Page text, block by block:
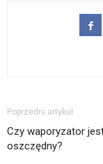
Poprzedni artykuł
Czy waporyzator
oszczędny?